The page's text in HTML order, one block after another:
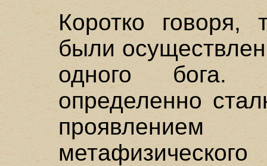
Коротко говоря,
были
одного
определенно